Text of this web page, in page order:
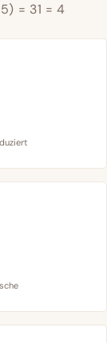
= 31 = 4